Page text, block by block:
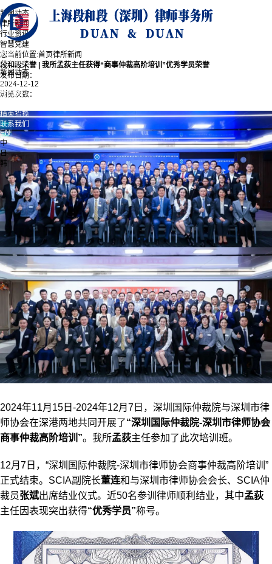
首页
关于我们
新闻动态
业务领域
专业团队
精英招揽
联系我们
EN
中
日
韩
新闻动态
新闻动态
律所新闻
行业资讯
智慧党建
您当前位置:首页律所新闻
段和段荣誉 | 我所孟荻主任获得“商事仲裁高阶培训”优秀学员荣誉
发布日期：
2024-12-12
浏览次数：
2024年11月15日-2024年12月7日，深圳国际仲裁院与深圳市律
师协会在深港两地共同开展了“深圳国际仲裁院-深圳市律师协会
商事仲裁高阶培训”。我所孟荻主任参加了此次培训班。
12月7日，“深圳国际仲裁院-深圳市律师协会商事仲裁高阶培训”
正式结束。SCIA副院长董连和与深圳市律师协会会长、SCIA仲
裁员张斌出席结业仪式。近50名参训律师顺利结业，其中孟荻
主任因表现突出获得“优秀学员”称号。